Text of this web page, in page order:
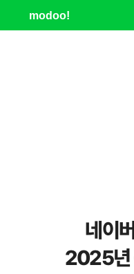
modoo!
네이
2025년